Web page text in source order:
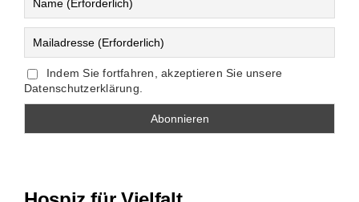
Indem Sie fortfahren, akzeptieren Sie unsere
Datenschutzerklärung.